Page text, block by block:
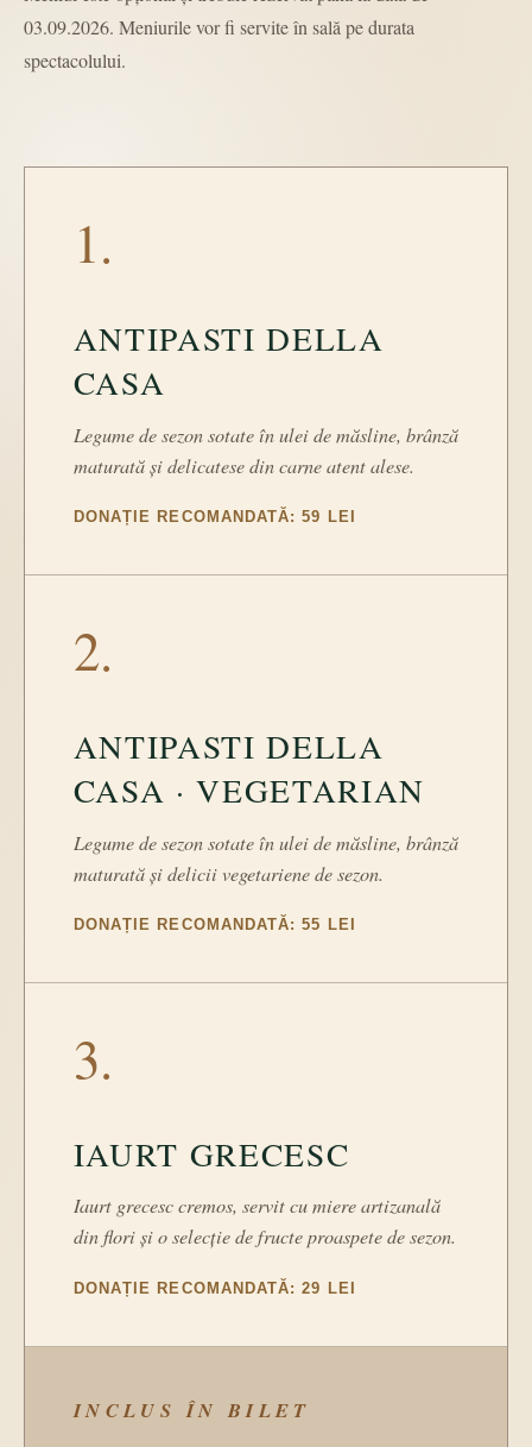
03.09.2026. Meniurile vor fi servite în sală pe durata
spectacolului.
1.
ANTIPASTI DELLA
CASA
Legume de sezon sotate în ulei de măsline, brânză
maturată și delicatese din carne atent alese.
DONAȚIE RECOMANDATĂ: 59 LEI
2.
ANTIPASTI DELLA
CASA · VEGETARIAN
Legume de sezon sotate în ulei de măsline, brânză
maturată și delicii vegetariene de sezon.
DONAȚIE RECOMANDATĂ: 55 LEI
3.
IAURT GRECESC
Iaurt grecesc cremos, servit cu miere artizanală
din flori și o selecție de fructe proaspete de sezon.
DONAȚIE RECOMANDATĂ: 29 LEI
INCLUS ÎN BILET